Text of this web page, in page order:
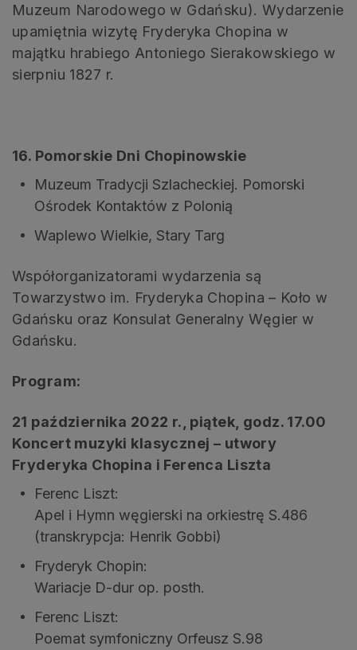
Muzeum Narodowego w Gdańsku). Wydarzenie
upamiętnia wizytę Fryderyka Chopina w
majątku hrabiego Antoniego Sierakowskiego w
sierpniu 1827 r.
16. Pomorskie Dni Chopinowskie
Muzeum Tradycji Szlacheckiej. Pomorski
Ośrodek Kontaktów z Polonią
Waplewo Wielkie, Stary Targ
Współorganizatorami wydarzenia są
Towarzystwo im. Fryderyka Chopina – Koło w
Gdańsku oraz Konsulat Generalny Węgier w
Gdańsku.
Program:
21 października 2022 r., piątek, godz. 17.00
Koncert muzyki klasycznej – utwory
Fryderyka Chopina i Ferenca Liszta
Ferenc Liszt:
Apel i Hymn węgierski na orkiestrę S.486
(transkrypcja: Henrik Gobbi)
Fryderyk Chopin:
Wariacje D-dur op. posth.
Ferenc Liszt:
Poemat symfoniczny Orfeusz S.98